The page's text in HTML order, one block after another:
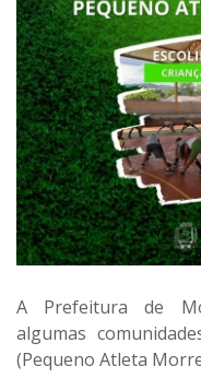
A Prefeitura de
algumas
(Pequeno Atleta